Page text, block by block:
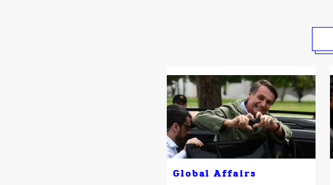
Global Affairs